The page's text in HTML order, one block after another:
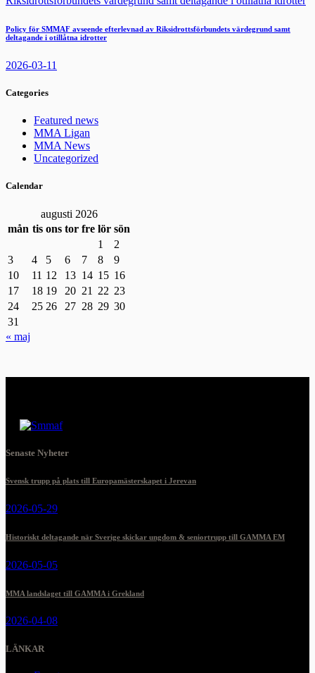
Policy för SMMAF avseende efterlevnad av Riksidrottsförbundets värdegrund samt
deltagande i otillåtna idrotter
2026-03-11
Categories
Featured news
MMA Ligan
MMA News
Uncategorized
Calendar
augusti 2026
mån tis ons tor fre lör sön
1
2
3
4 5 6 7 8
9
10
11 12 13 14 15 16
17
18 19 20 21 22 23
24
25 26 27 28 29 30
31
« maj
Senaste Nyheter
Svensk trupp på plats till Europamästerskapet i Jerevan
2026-05-29
Historiskt deltagande när Sverige skickar ungdom & seniortrupp till GAMMA EM
2026-05-05
MMA landslaget till GAMMA i Grekland
2026-04-08
LÄNKAR